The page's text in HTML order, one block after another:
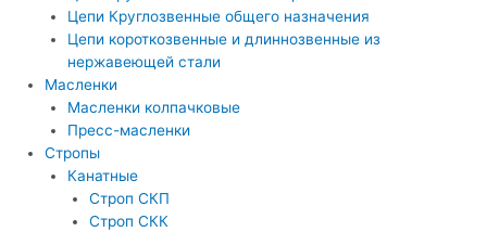
Цепи Круглозвенные общего назначения
Цепи короткозвенные и длиннозвенные из
нержавеющей стали
Масленки
Масленки колпачковые
Пресс-масленки
Стропы
Канатные
Строп СКП
Строп СКК